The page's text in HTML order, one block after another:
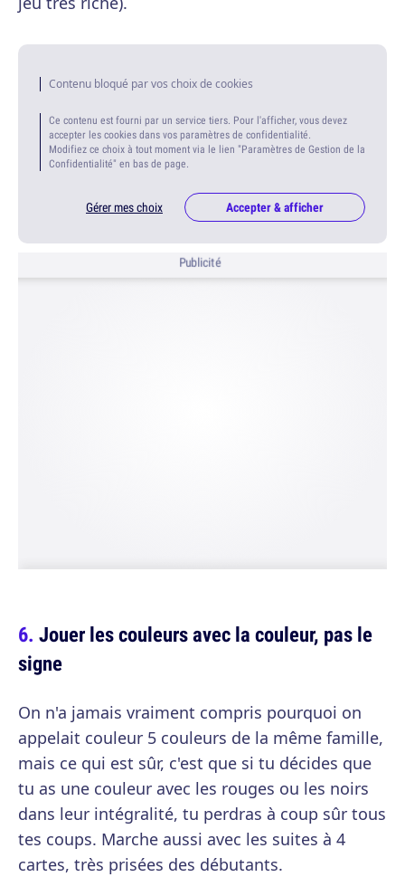
Contenu bloqué par vos choix de cookies
Ce contenu est fourni par un service tiers. Pour l'afficher, vous devez
accepter les cookies dans vos paramètres de confidentialité.
Modifiez ce choix à tout moment via le lien "Paramètres de Gestion de la
Confidentialité" en bas de page.
Gérer mes choix Accepter & afficher
Publicité
Jouer les couleurs avec la couleur, pas le
signe
On n'a jamais vraiment compris pourquoi on
appelait couleur 5 couleurs de la même famille,
mais ce qui est sûr, c'est que si tu décides que
tu as une couleur avec les rouges ou les noirs
dans leur intégralité, tu perdras à coup sûr tous
tes coups. Marche aussi avec les suites à 4
cartes, très prisées des débutants.